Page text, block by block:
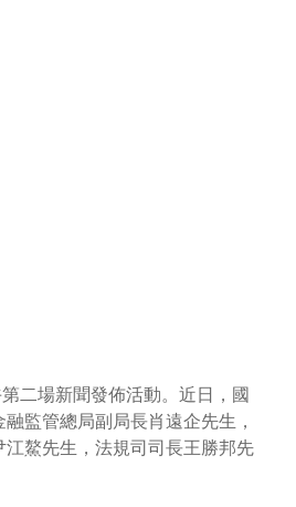
二場新聞發佈活動。近日，國
監管總局副局長肖遠企先生，
鰲先生，法規司司長王勝邦先